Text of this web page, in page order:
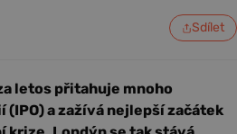
Sdílet
letos přitahuje mnoho
a zažívá nejlepší začátek